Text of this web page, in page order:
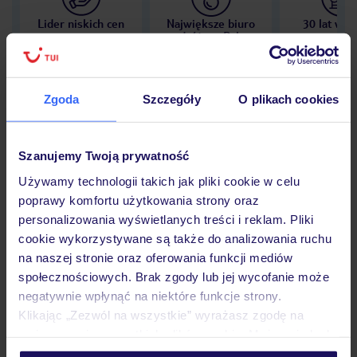
Zgoda Szczegóły O plikach cookies
Szanujemy Twoją prywatność
Używamy technologii takich jak pliki cookie w celu
poprawy komfortu użytkowania strony oraz
personalizowania wyświetlanych treści i reklam. Pliki
cookie wykorzystywane są także do analizowania ruchu
na naszej stronie oraz oferowania funkcji mediów
społecznościowych. Brak zgody lub jej wycofanie może
negatywnie wpłynąć na niektóre funkcje strony.
Klikając „Zezwól na wszystkie” wyrażasz zgodę na
personalizować swój wybór wchodząc w zakładkę
Lider niskich cen
Największe biuro
podróży w Polsce
30 lat w
Opinie
Pokoje
Wyżywienie